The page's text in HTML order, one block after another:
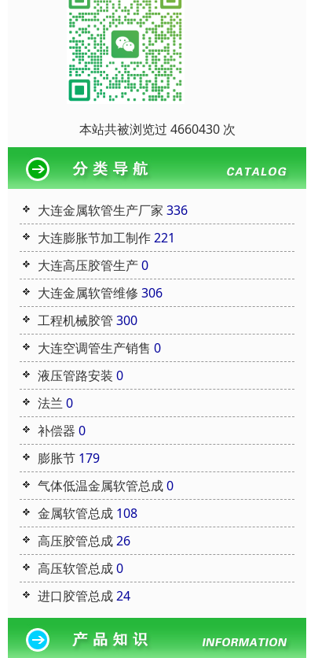
本站共被浏览过 4660430 次
大连金属软管生产厂家 336
大连膨胀节加工制作221
大连高压胶管生产0
大连金属软管维修 306
工程机械胶管 300
大连空调管生产销售 0
液压管路安装 0
法兰 0
补偿器 0
膨胀节 179
气体低温金属软管总成0
金属软管总成 108
高压胶管总成26
高压软管总成0
进口胶管总成24